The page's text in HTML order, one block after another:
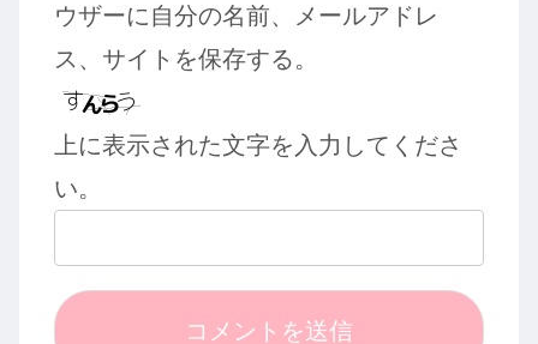
ウザーに自分の名前、メールアドレ
ス、サイトを保存する。
上に表示された文字を入力してくださ
い。